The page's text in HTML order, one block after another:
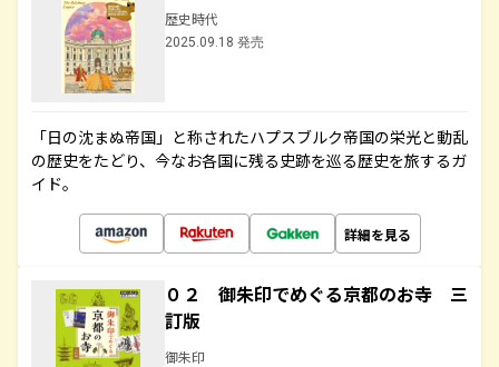
歴史時代
2025.09.18 発売
「日の沈まぬ帝国」と称されたハプスブルク帝国の栄光と動乱
の歴史をたどり、今なお各国に残る史跡を巡る歴史を旅するガ
イド。
詳細を見る
０２ 御朱印でめぐる京都のお寺 三
訂版
御朱印